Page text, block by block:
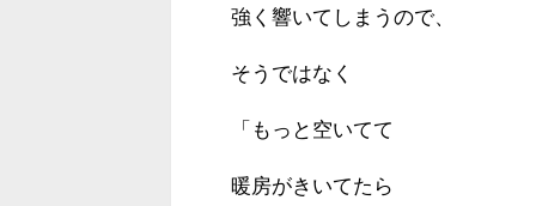
強く響いてしまうので、
そうではなく
「もっと空いてて
暖房がきいてたら